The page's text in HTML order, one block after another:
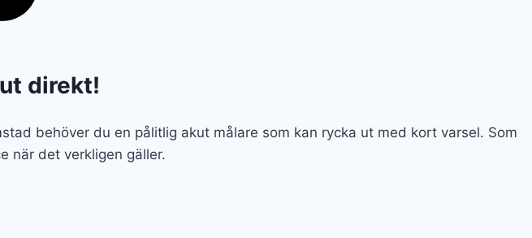
direkt!
behöver du en pålitlig akut målare som kan rycka ut med kort varsel. Som
när det verkligen gäller.